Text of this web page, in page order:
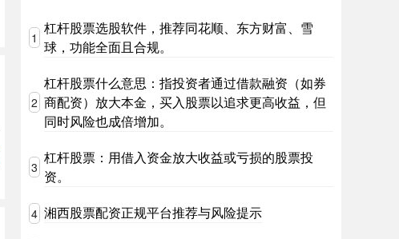
1
杠杆股票选股软件，推荐同花顺、东方财富、雪
球，功能全面且合规。
2
杠杆股票什么意思：指投资者通过借款融资（如券
商配资）放大本金，买入股票以追求更高收益，但
同时风险也成倍增加。
3
杠杆股票：用借入资金放大收益或亏损的股票投
资。
4 湘西股票配资正规平台推荐与风险提示